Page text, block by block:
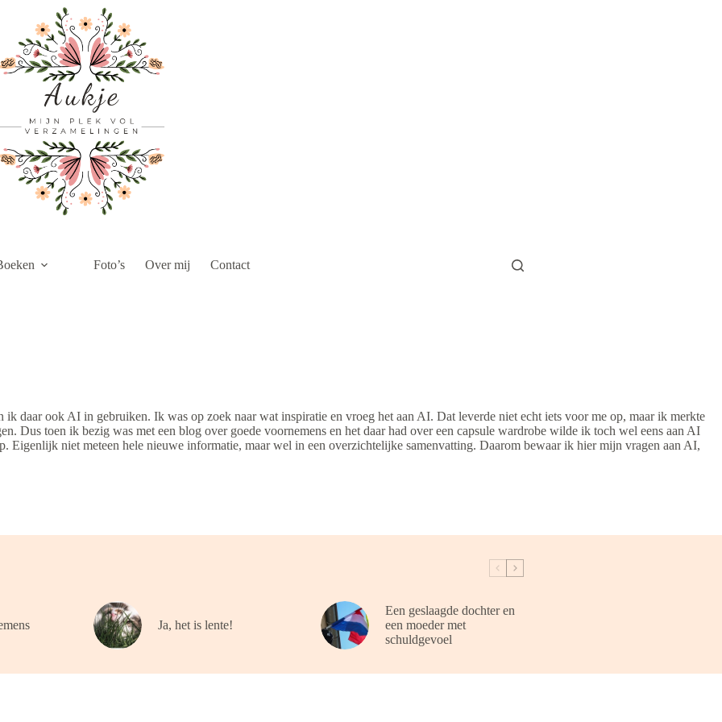
Foto’s Over mij Contact
daar ook AI in gebruiken. Ik was op zoek naar wat inspiratie en vroeg het aan AI. Dat leverde niet echt iets voor me op, maar ik merkte
Dus toen ik bezig was met een blog over goede voornemens en het daar had over een capsule wardrobe wilde ik toch wel eens aan AI
Eigenlijk niet meteen hele nieuwe informatie, maar wel in een overzichtelijke samenvatting. Daarom bewaar ik hier mijn vragen aan AI,
Ja, het is lente!
Een geslaagde dochter en
een moeder met
schuldgevoel